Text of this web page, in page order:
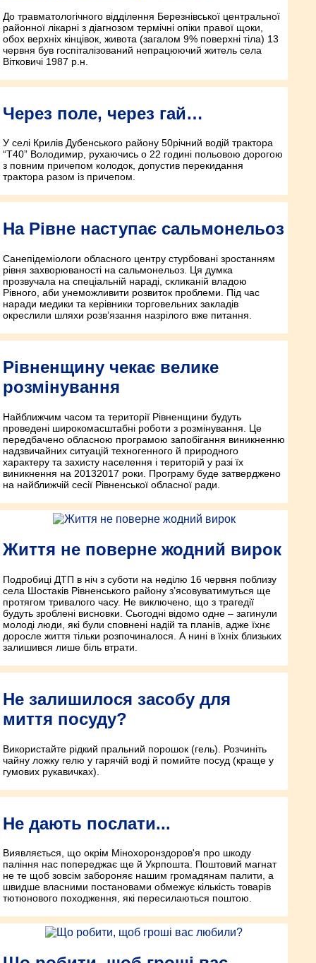
До травматологічного відділення Березнівської центральної
районної лікарні з діагнозом термічні опіки правої щоки,
обох верхніх кінцівок, живота (загалом 9% поверхні тіла) 13
червня був госпіталізований непрацюючий житель села
Вітковичі 1987 р.н.
Через поле, через гай…
У селі Крилів Дубенського району 50­річний водій трактора
“Т­40” Володимир, рухаючись о 22 годині польовою дорогою
з повним причепом колодок, допустив перекидання
трактора разом із причепом.
На Рівне наступає сальмонельоз
Санепідеміологи обласного центру стурбовані зростанням
рівня захворюваності на сальмонельоз. Ця думка
прозвучала на спеціальній нараді, скликаній владою
Рівного, аби унеможливити розвиток проблеми. Під час
наради медики та керівники торговельних закладів
окреслили шляхи розв’язання назрілого вже питання.
Рівненщину чекає велике
розмінування
Найближчим часом та території Рівненщини будуть
проведені широкомасштабні роботи з розмінування. Це
передбачено обласною програмою запобігання виникненню
надзвичайних ситуацій техногенного й природного
характеру та захисту населення і територій у разі їх
виникнення на 2013­2017 роки. Програму буде затверджено
на найближчій сесії Рівненської обласної ради.
Життя не поверне жодний вирок
Подробиці ДТП в ніч з суботи на неділю 16 червня поблизу
села Шостаків Рівненського району з’ясовуватимуться ще
протягом тривалого часу. Не виключено, що з трагедії
будуть зроблені висновки. Сьогодні відомо одне – загинули
молоді люди, які були сповнені надій та планів, адже їхнє
доросле життя тільки розпочиналося. А нині в їхніх близьких
залишився лише біль втрати.
Не залишилося засобу для
миття посуду?
Використайте рідкий пральний порошок (гель). Розчиніть
чайну ложку гелю у гарячій воді й помийте посуд (краще у
гумових рукавичках).
Не дають послати...
Виявляється, що окрім Мінохорон­здоров'я про шкоду
паління нас попереджає ще й Укрпошта. Поштовий магнат
не те щоб зовсім забороняє нашим громадянам палити, а
швидше власними постановами обмежує кількість товарів
тютюнового поход­ження, які пересилаються поштою.